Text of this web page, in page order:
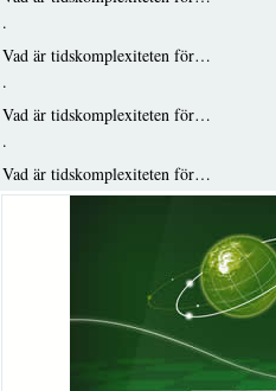
·
Vad är tidskomplexiteten för…
·
Vad är tidskomplexiteten för…
·
Vad är tidskomplexiteten för…